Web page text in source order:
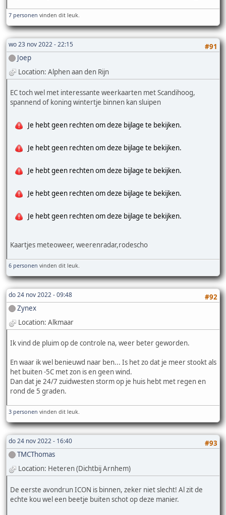
7 personen vinden dit leuk.
wo 23 nov 2022 - 22:15
#91
Joep
Location: Alphen aan den Rijn
EC toch wel met interessante weerkaarten met Scandihoog,
spannend of koning wintertje binnen kan sluipen
Je hebt geen rechten om deze bijlage te bekijken.
Je hebt geen rechten om deze bijlage te bekijken.
Je hebt geen rechten om deze bijlage te bekijken.
Je hebt geen rechten om deze bijlage te bekijken.
Je hebt geen rechten om deze bijlage te bekijken.
Kaartjes meteoweer, weerenradar,rodescho
6 personen vinden dit leuk.
do 24 nov 2022 - 09:48
#92
Zynex
Location: Alkmaar
Ik vind de pluim op de controle na, weer beter geworden.
En waar ik wel benieuwd naar ben... Is het zo dat je meer stookt als
het buiten -5C met zon is en geen wind.
Dan dat je 24/7 zuidwesten storm op je huis hebt met regen en
rond de 5 graden.
3 personen vinden dit leuk.
do 24 nov 2022 - 16:40
#93
TMCThomas
Location: Heteren (Dichtbij Arnhem)
De eerste avondrun ICON is binnen, zeker niet slecht! Al zit de
echte kou wel een beetje buiten schot op deze manier.